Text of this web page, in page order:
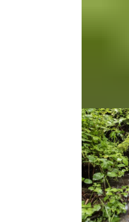
Pumpen
ebenfalls
und
werden.
Abfüllen
geregelt.